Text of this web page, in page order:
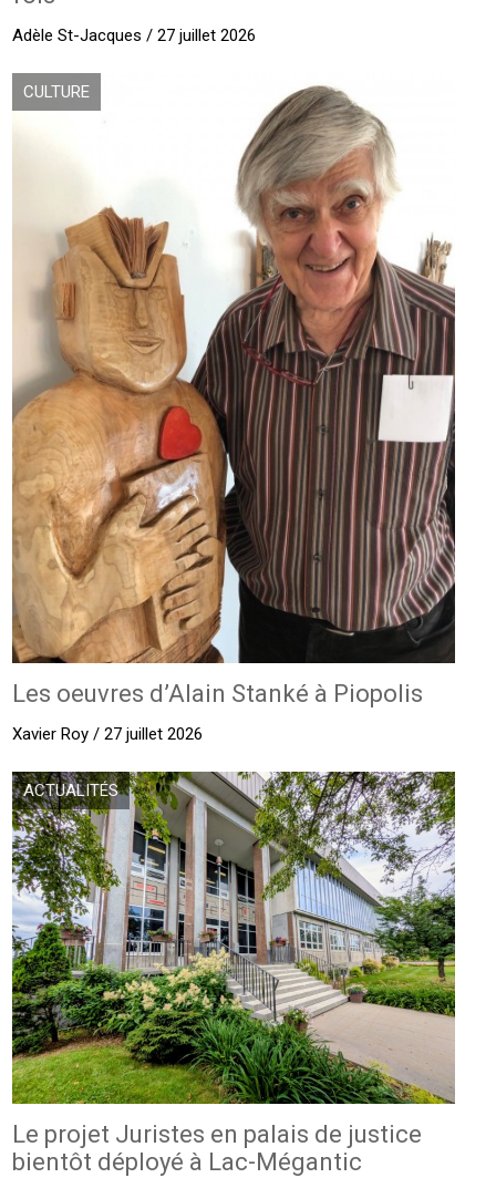
Adèle St-Jacques / 27 juillet 2026
CULTURE
Les oeuvres d’Alain Stanké à Piopolis
Xavier Roy / 27 juillet 2026
ACTUALITÉS
Le projet Juristes en palais de justice
bientôt déployé à Lac-Mégantic